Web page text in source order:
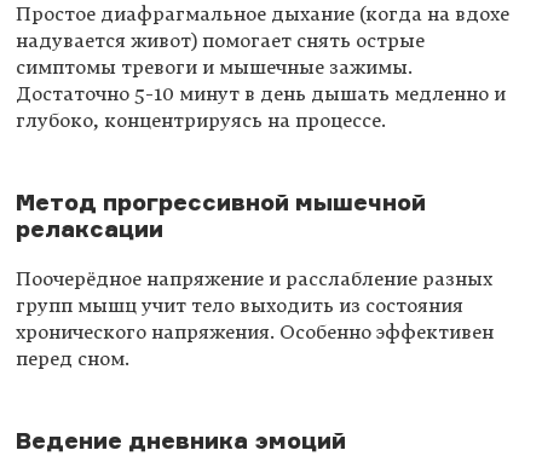
Простое диафрагмальное дыхание (когда на вдохе
надувается живот) помогает снять острые
симптомы тревоги и мышечные зажимы.
Достаточно 5-10 минут в день дышать медленно и
глубоко, концентрируясь на процессе.
Метод прогрессивной мышечной
релаксации
Поочерёдное напряжение и расслабление разных
групп мышц учит тело выходить из состояния
хронического напряжения. Особенно эффективен
перед сном.
Ведение дневника эмоций